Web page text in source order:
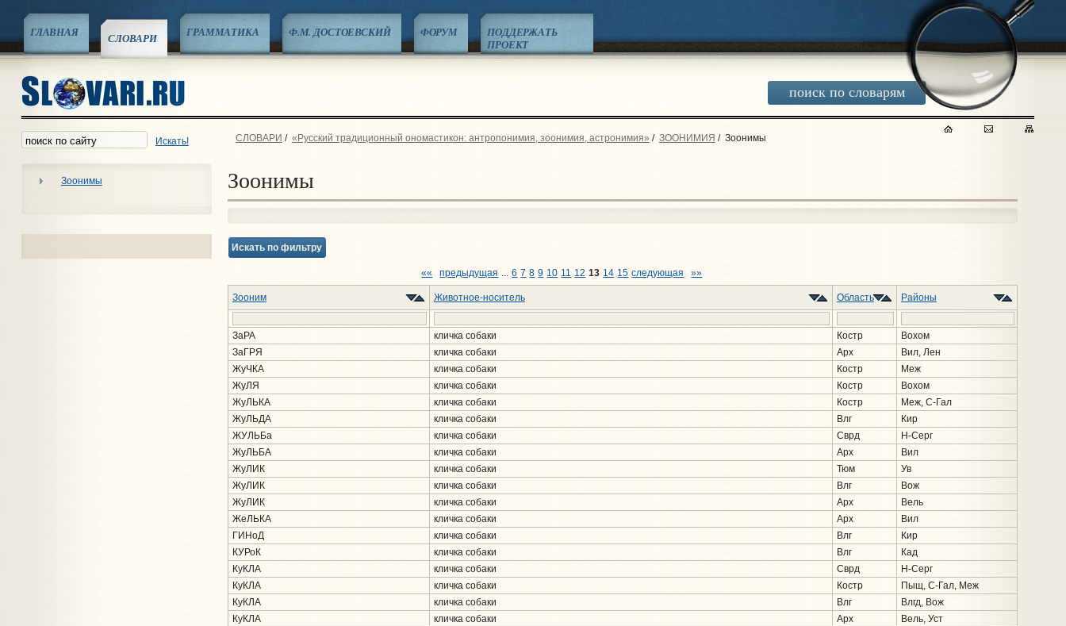
поиск по словарям
ГЛАВНАЯ СЛОВАРИ ГРАММАТИКА Ф.М. ДОСТОЕВСКИЙ ФОРУМ
ПОДДЕРЖАТЬ
ПРОЕКТ
Искать!
Зоонимы
СЛОВАРИ / «Русский традиционный ономастикон: антропонимия, зоонимия, астронимия» / ЗООНИМИЯ / Зоонимы
Зоонимы
Искать по фильтру
«« предыдущая ... 6 7 8 9 10 11 12 13 14 15 следующая »»
Зооним Животное-носитель Область Районы
ЗаРА кличка собаки Костр
Вохом
ЗаГРЯ
кличка собаки Арх
Вил, Лен
ЖуЧКА
кличка собаки Костр
Меж
ЖуЛЯ
кличка собаки Костр
Вохом
ЖуЛЬКА
кличка собаки Костр
Меж, С-Гал
ЖуЛЬДА
кличка собаки Влг
Кир
ЖУЛЬБа
кличка собаки Сврд
Н-Серг
ЖуЛЬБА
кличка собаки Арх
Вил
ЖуЛИК
кличка собаки Тюм
Ув
ЖуЛИК
кличка собаки Влг
Вож
ЖуЛИК
кличка собаки Арх
Вель
ЖеЛЬКА
кличка собаки Арх
Вил
ГИНоД
кличка собаки Влг
Кир
КУРоК
кличка собаки Влг
Кад
КуКЛА
кличка собаки Сврд
Н-Серг
КуКЛА
кличка собаки Костр
Пыщ, С-Гал, Меж
КуКЛА
кличка собаки Влг
Влгд, Вож
КуКЛА
кличка собаки Арх
Вель, Уст